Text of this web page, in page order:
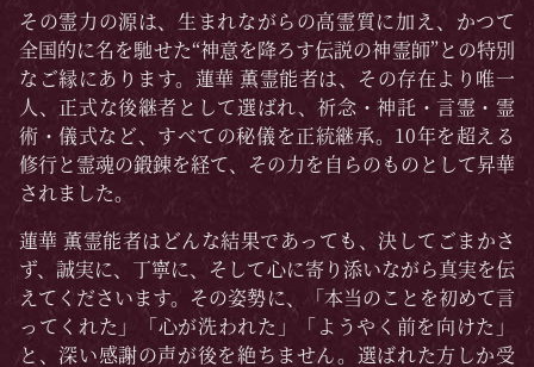
その霊力の源は、生まれながらの高霊質に加え、かつて
全国的に名を馳せた“神意を降ろす伝説の神霊師”との特別
なご縁にあります。蓮華 薫霊能者は、その存在より唯一
人、正式な後継者として選ばれ、祈念・神託・言霊・霊
術・儀式など、すべての秘儀を正統継承。10年を超える
修行と霊魂の鍛錬を経て、その力を自らのものとして昇華
されました。
蓮華 薫霊能者はどんな結果であっても、決してごまかさ
ず、誠実に、丁寧に、そして心に寄り添いながら真実を伝
えてくださいます。その姿勢に、「本当のことを初めて言
ってくれた」「心が洗われた」「ようやく前を向けた」
と、深い感謝の声が後を絶ちません。選ばれた方しか受